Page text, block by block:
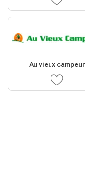
Au vieux campeur